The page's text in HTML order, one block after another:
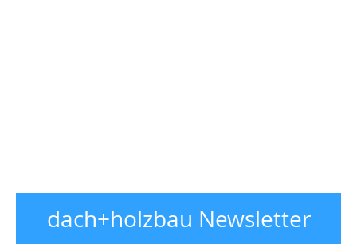
dach+holzbau Newsletter